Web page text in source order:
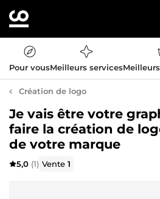
Pour vousMeilleurs services
Création de logo
Je vais être votre
faire la création de
de votre marque
5,0 (1) Vente1